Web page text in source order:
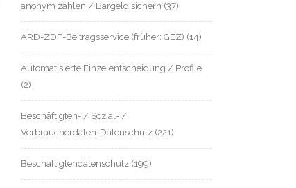
anonym zahlen / Bargeld sichern (37)
ARD-ZDF-Beitragsservice (früher: GEZ) (14)
Automatisierte Einzelentscheidung / Profile
(2)
Beschäftigten- / Sozial- /
Verbraucherdaten-Datenschutz (221)
Beschäftigtendatenschutz (199)